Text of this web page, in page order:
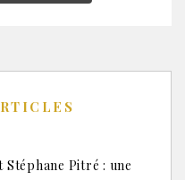
Stéphane Pitré : une